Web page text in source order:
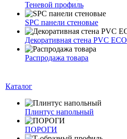
Теневой профиль
SPC панели стеновые
Декоративная стена PVC ECO
Распродажа товара
Каталог
Плинтус напольный
ПОРОГИ